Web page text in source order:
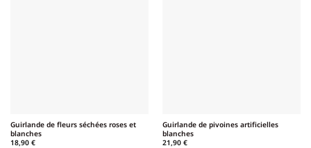
Guirlande de fleurs séchées roses et
blanches
18,90 €
Guirlande de pivoines artificielles
blanches
21,90 €